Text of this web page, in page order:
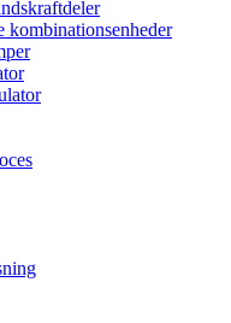
kombinationsenheder